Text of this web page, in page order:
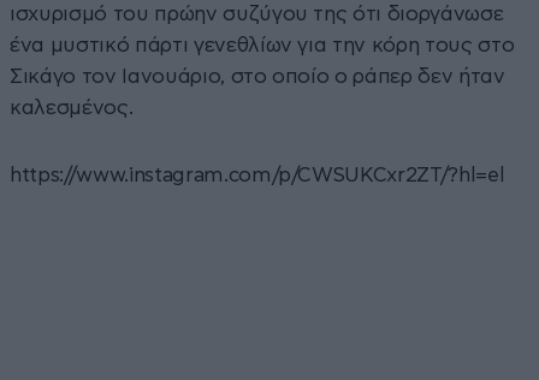
ισχυρισμό του πρώην συζύγου της ότι διοργάνωσε
ένα μυστικό πάρτι γενεθλίων για την κόρη τους στο
Σικάγο τον Ιανουάριο, στο οποίο ο ράπερ δεν ήταν
καλεσμένος.
https://www.instagram.com/p/CWSUKCxr2ZT/?hl=el